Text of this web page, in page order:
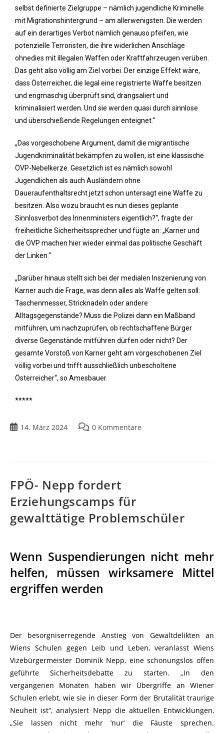
selbst definierte Zielgruppe – nämlich jugendliche Kriminelle
mit Migrationshintergrund – am allerwenigsten. Die werden
auf ein derartiges Verbot nämlich genauso pfeifen, wie
potenzielle Terroristen, die ihre widerlichen Anschläge
ohnedies mit illegalen Waffen oder Kraftfahrzeugen verüben.
Das geht also völlig am Ziel vorbei. Der einzige Effekt wäre,
dass Österreicher, die legal eine registrierte Waffe besitzen
und engmaschig überprüft sind, drangsaliert und
kriminalisiert werden. Und sie werden quasi durch sinnlose
und überschießende Regelungen enteignet.“
„Das vorgeschobene Argument, damit die migrantische
Jugendkriminalität bekämpfen zu wollen, ist eine klassische
ÖVP-Nebelkerze. Gesetzlich ist es nämlich sowohl
Jugendlichen als auch Ausländern ohne
Daueraufenthaltsrecht jetzt schon untersagt eine Waffe zu
besitzen. Also wozu braucht es nun dieses geplante
Sinnlosverbot des Innenministers eigentlich?“, fragte der
freiheitliche Sicherheitssprecher und fügte an: „Karner und
die ÖVP machen hier wieder einmal das politische Geschäft
der Linken.“
„Darüber hinaus stellt sich bei der medialen Inszenierung von
Karner auch die Frage, was denn alles als Waffe gelten soll:
Taschenmesser, Stricknadeln oder andere
Alltagsgegenstände? Muss die Polizei dann ein Maßband
mitführen, um nachzuprüfen, ob rechtschaffene Bürger
diverse Gegenstände mitführen dürfen oder nicht? Der
gesamte Vorstoß von Karner geht am vorgeschobenen Ziel
völlig vorbei und trifft ausschließlich unbescholtene
Österreicher“, so Amesbauer.
*****
14. März 2024 0 Kommentare
FPÖ- Nepp fordert
Erziehungscamps für
gewalttätige Problemschüler
Wenn Suspendierungen nicht mehr
helfen, müssen wirksamere Mittel
ergriffen werden
Der besorgniserregende Anstieg von Gewaltdelikten an
Wiens Schulen gegen Leib und Leben, veranlasst Wiens
Vizebürgermeister Dominik Nepp, eine schonungslos offen
geführte Sicherheitsdebatte zu starten. „In den
vergangenen Monaten haben wir Übergriffe an Wiener
Schulen erlebt, wie sie in dieser Form der Brutalität traurige
Neuheit ist“, analysiert Nepp die aktuellen Entwicklungen,
„Sie lassen nicht mehr ’nur‘ die Fäuste sprechen.